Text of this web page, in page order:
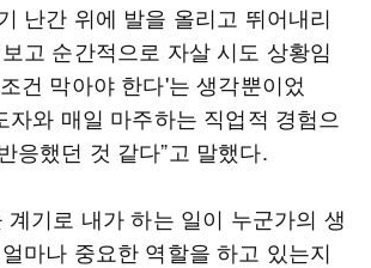
난간 위에 발을 올리고 뛰어내리
고 순간적으로 자살 시도 상황임
건 막아야 한다'는 생각뿐이었
자와 매일 마주하는 직업적 경험으
응했던 것 같다”고 말했다.
계기로 내가 하는 일이 누군가의 생
마나 중요한 역할을 하고 있는지